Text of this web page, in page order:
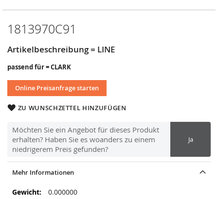
1813970C91
Artikelbeschreibung = LINE
passend für = CLARK
Online Preisanfrage starten
ZU WUNSCHZETTEL HINZUFÜGEN
Möchten Sie ein Angebot für dieses Produkt
erhalten? Haben Sie es woanders zu einem
niedrigerem Preis gefunden?
Ja
Anfang
Bildergalerie
Mehr Informationen
Mehr
0.000000